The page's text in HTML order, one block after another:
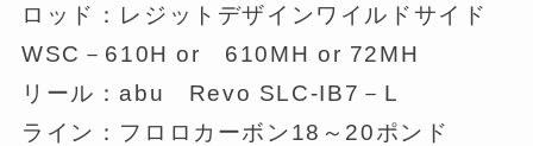
ロッド：レジットデザインワイルドサイド
WSC－610H or 610MH or 72MH
リール：abu Revo SLC-IB7－L
ライン：フロロカーボン18～20ポンド